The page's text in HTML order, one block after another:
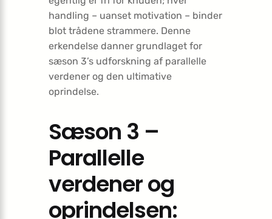
handling – uanset motivation – binder
blot trådene strammere. Denne
erkendelse danner grundlaget for
sæson 3’s udforskning af parallelle
verdener og den ultimative
oprindelse.
Sæson 3 –
Parallelle
verdener og
oprindelsen: